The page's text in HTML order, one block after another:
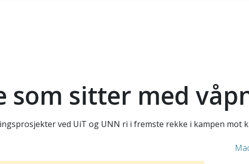
sitter med
ved UiT og UNN ri i fremste rekke i kampen mot